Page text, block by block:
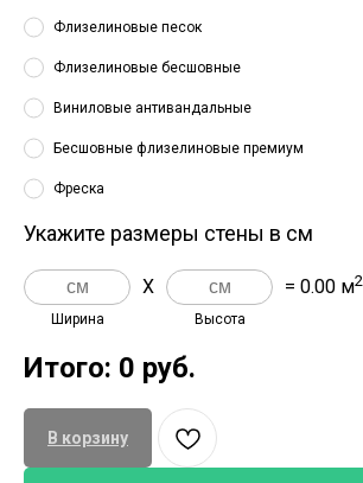
Флизелиновые песок
Флизелиновые бесшовные
Виниловые антивандальные
Бесшовные флизелиновые премиум
Фреска
Укажите размеры стены в см
Ширина
X
Высота
= 0.00 м2
Итого: 0 руб.
В корзину